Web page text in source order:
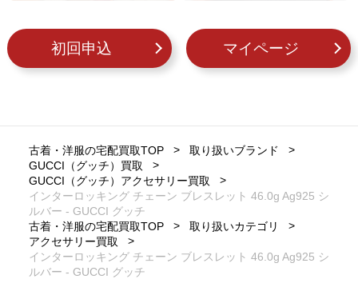
初回申込 マイページ
古着・洋服の宅配買取TOP
取り扱いブランド
GUCCI（グッチ）買取
GUCCI（グッチ）アクセサリー買取
インターロッキング チェーン ブレスレット 46.0g Ag925 シ
ルバー - GUCCI グッチ
古着・洋服の宅配買取TOP
取り扱いカテゴリ
アクセサリー買取
インターロッキング チェーン ブレスレット 46.0g Ag925 シ
ルバー - GUCCI グッチ